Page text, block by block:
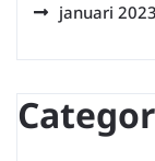
januari 2023